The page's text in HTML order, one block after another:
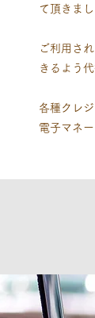
て頂きま
ご利用さ
きるよう
各種クレ
電子マネ